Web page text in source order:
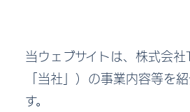
AI研修・開発
お問い合わせ
当ウェブサイトは、株式会
「当社」）の事業内容等を
す。